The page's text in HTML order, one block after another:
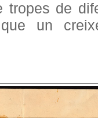
tropes de
un